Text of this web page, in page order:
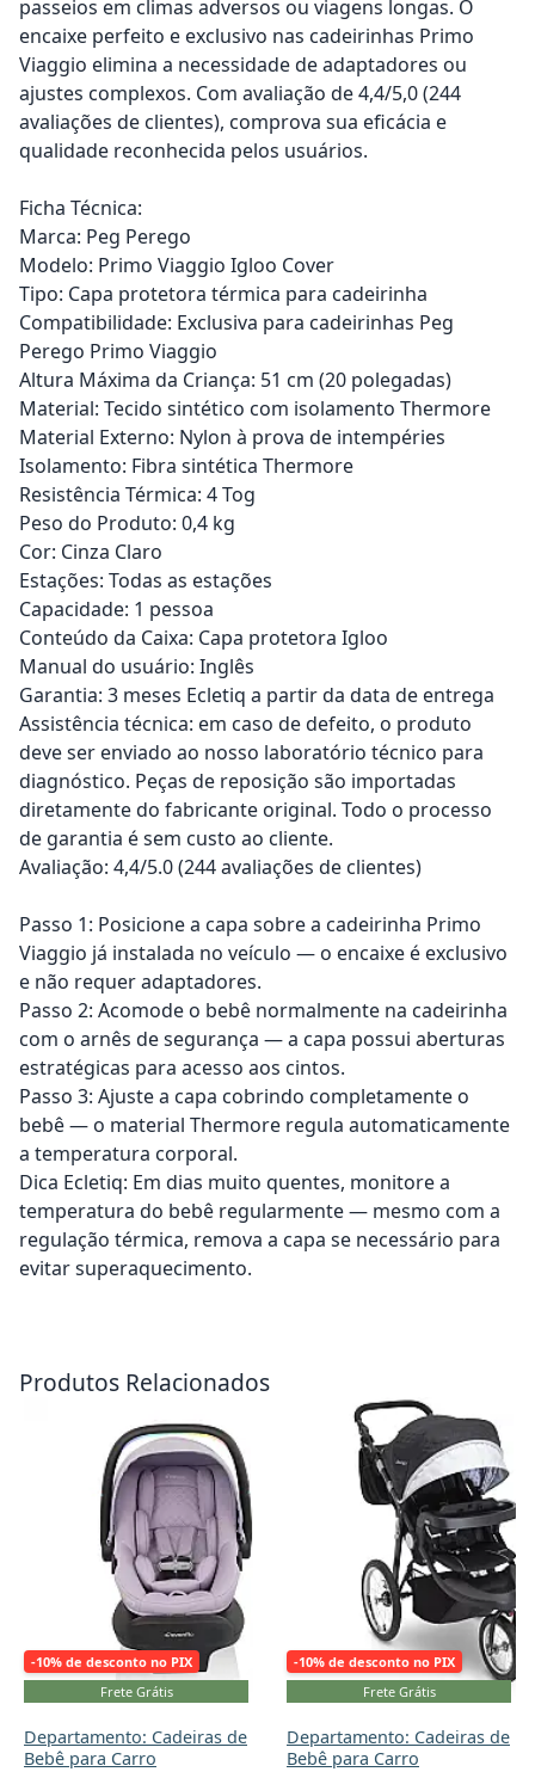
passeios em climas adversos ou viagens longas. O
encaixe perfeito e exclusivo nas cadeirinhas Primo
Viaggio elimina a necessidade de adaptadores ou
ajustes complexos. Com avaliação de 4,4/5,0 (244
avaliações de clientes), comprova sua eficácia e
qualidade reconhecida pelos usuários.
Ficha Técnica:
Marca: Peg Perego
Modelo: Primo Viaggio Igloo Cover
Tipo: Capa protetora térmica para cadeirinha
Compatibilidade: Exclusiva para cadeirinhas Peg
Perego Primo Viaggio
Altura Máxima da Criança: 51 cm (20 polegadas)
Material: Tecido sintético com isolamento Thermore
Material Externo: Nylon à prova de intempéries
Isolamento: Fibra sintética Thermore
Resistência Térmica: 4 Tog
Peso do Produto: 0,4 kg
Cor: Cinza Claro
Estações: Todas as estações
Capacidade: 1 pessoa
Conteúdo da Caixa: Capa protetora Igloo
Manual do usuário: Inglês
Garantia: 3 meses Ecletiq a partir da data de entrega
Assistência técnica: em caso de defeito, o produto
deve ser enviado ao nosso laboratório técnico para
diagnóstico. Peças de reposição são importadas
diretamente do fabricante original. Todo o processo
de garantia é sem custo ao cliente.
Avaliação: 4,4/5.0 (244 avaliações de clientes)
Passo 1: Posicione a capa sobre a cadeirinha Primo
Viaggio já instalada no veículo — o encaixe é exclusivo
e não requer adaptadores.
Passo 2: Acomode o bebê normalmente na cadeirinha
com o arnês de segurança — a capa possui aberturas
estratégicas para acesso aos cintos.
Passo 3: Ajuste a capa cobrindo completamente o
bebê — o material Thermore regula automaticamente
a temperatura corporal.
Dica Ecletiq: Em dias muito quentes, monitore a
temperatura do bebê regularmente — mesmo com a
regulação térmica, remova a capa se necessário para
evitar superaquecimento.
Produtos Relacionados
-10% de desconto no PIX
Frete Grátis
Departamento: Cadeiras de
Bebê para Carro
Adicionar ao carrinho
-10% de desconto no PIX
Frete Grátis
Departamento: Cadeiras de
Bebê para Carro